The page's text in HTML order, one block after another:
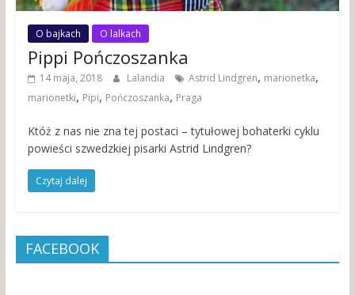
O bajkach O lalkach
Pippi Pończoszanka
14 maja, 2018 Lalandia Astrid Lindgren, marionetka,
marionetki, Pipi, Pończoszanka, Praga
Któż z nas nie zna tej postaci – tytułowej bohaterki cyklu
powieści szwedzkiej pisarki Astrid Lindgren?
Czytaj dalej
FACEBOOK